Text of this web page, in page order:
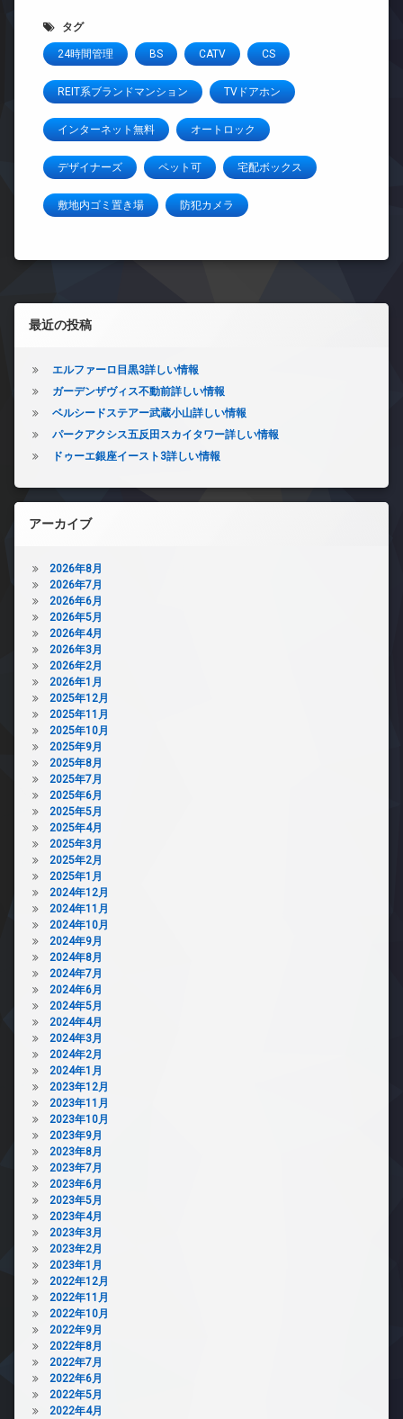
タグ
24時間管理 BS CATV CS
REIT系ブランドマンション TVドアホン
インターネット無料 オートロック
デザイナーズ ペット可 宅配ボックス
敷地内ゴミ置き場 防犯カメラ
左サイドバー
最近の投稿
エルファーロ目黒3詳しい情報
ガーデンザヴィス不動前詳しい情報
ベルシードステアー武蔵小山詳しい情報
パークアクシス五反田スカイタワー詳しい情報
ドゥーエ銀座イースト3詳しい情報
アーカイブ
2026年8月
2026年7月
2026年6月
2026年5月
2026年4月
2026年3月
2026年2月
2026年1月
2025年12月
2025年11月
2025年10月
2025年9月
2025年8月
2025年7月
2025年6月
2025年5月
2025年4月
2025年3月
2025年2月
2025年1月
2024年12月
2024年11月
2024年10月
2024年9月
2024年8月
2024年7月
2024年6月
2024年5月
2024年4月
2024年3月
2024年2月
2024年1月
2023年12月
2023年11月
2023年10月
2023年9月
2023年8月
2023年7月
2023年6月
2023年5月
2023年4月
2023年3月
2023年2月
2023年1月
2022年12月
2022年11月
2022年10月
2022年9月
2022年8月
2022年7月
2022年6月
2022年5月
2022年4月